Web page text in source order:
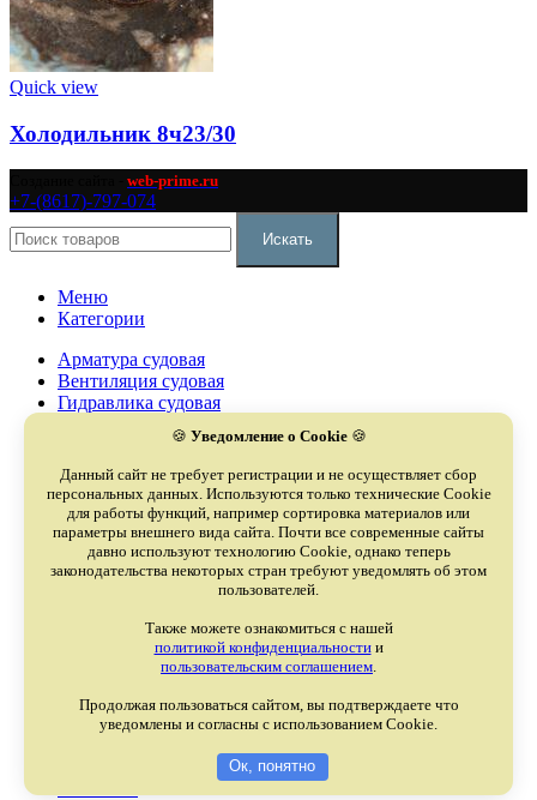
Quick view
Холодильник 8ч23/30
web-prime.ru
+7-(8617)-797-074
Искать
Меню
Категории
Арматура судовая
Вентиляция судовая
Гидравлика судовая
Запчасти судовые
Компрессоры судовые
Насосы судовые
Оборудование судовое
Охладители судовые
Палубное оборудование
Сепараторы судовые
Турбокомпрессоры судовые
Электрооборудование судовое
Якоря и цепи
Продукция
Прайсы
🍪 Уведомление о Cookie🍪
Данный сайт не требует регистрации и не осуществляет сбор
персональных данных. Используются только технические Cookie
для работы функций, например сортировка материалов или
параметры внешнего вида сайта. Почти все современные сайты
давно используют технологию Cookie, однако теперь
законодательства некоторых стран требуют уведомлять об этом
пользователей.
Также можете ознакомиться с нашей
политикой конфиденциальностии
пользовательским соглашением
Продолжая пользоваться сайтом, вы подтверждаете что
уведомлены и согласны с использованием Cookie.
Ок, понятно